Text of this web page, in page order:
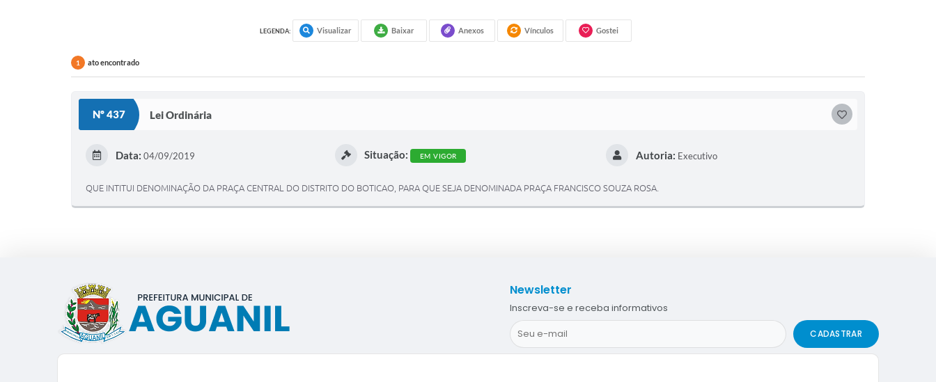
LEGENDA: Visualizar Baixar Anexos Vínculos Gostei
1 ato encontrado
Nº 437 Lei Ordinária
Data: 04/09/2019 Situação: EM VIGOR Autoria: Executivo
QUE INTITUI DENOMINAÇÃO DA PRAÇA CENTRAL DO DISTRITO DO BOTICAO, PARA QUE SEJA DENOMINADA PRAÇA FRANCISCO SOUZA ROSA.
Newsletter
Inscreva-se e receba informativos
CADASTRAR